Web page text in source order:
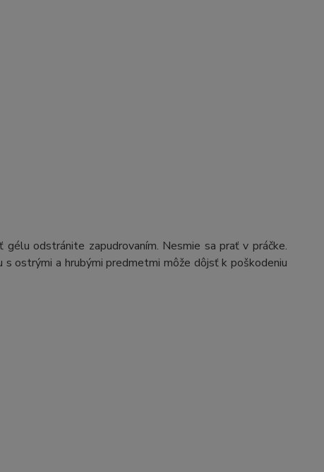
odstránite zapudrovaním. Nesmie sa prať v práčke.
ostrými a hrubými predmetmi môže dôjsť k poškodeniu